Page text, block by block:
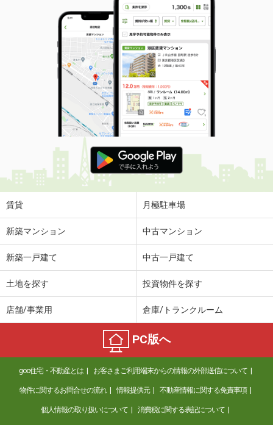
賃貸 月極駐車場
新築マンション 中古マンション
新築一戸建て 中古一戸建て
土地を探す 投資物件を探す
店舗/事業用 倉庫/トランクルーム
PC版へ
goo住宅・不動産とは お客さまご利用端末からの情報の外部送信について
物件に関するお問合せの流れ 情報提供元 不動産情報に関する免責事項
個人情報の取り扱いについて 消費税に関する表記について